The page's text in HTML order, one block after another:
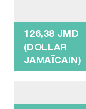
126,38 JMD
(DOLLAR
JAMAÏCAIN)